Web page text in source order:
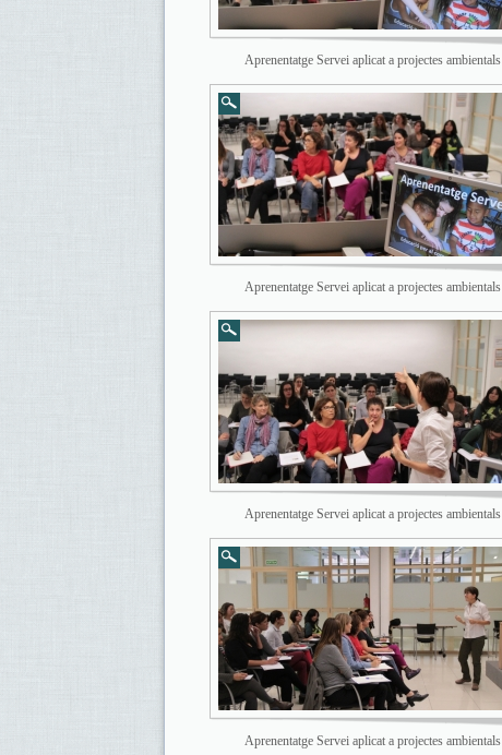
Aprenentatge Servei aplicat a projectes ambientals
Aprenentatge Servei aplicat a projectes ambientals
Aprenentatge Servei aplicat a projectes ambientals
Aprenentatge Servei aplicat a projectes ambientals